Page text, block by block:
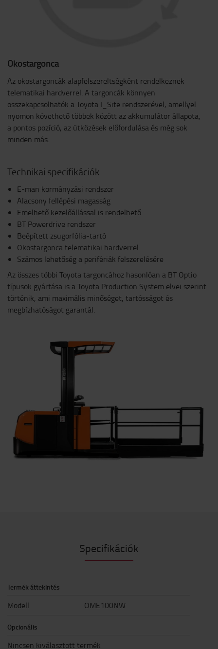
Okostargonca
Az okostargoncák alapfelszereltségként rendelkeznek
telematikai hardverrel. A targoncák könnyen
összekapcsolhatók a Toyota I_Site rendszerével, amellyel
nyomon követhető többek között az akkumulátor állapota,
a pontos pozíció, az ütközések előfordulása és még sok
minden más.
Technikai specifikációk
E-man kormányzási rendszer
Alacsony fellépési magasság
Emelhető kezelőállással is rendelhető
BT Powerdrive rendszer
Beépített zsugorfólia-tartó
Okostargonca telematikai hardverrel
Számos lehetőség a perifériák felszerelésére
Az összes többi Toyota targoncához hasonlóan a BT Optio
típusok gyártása is a Toyota Production System elvei szerint
történik, ami maximális minőséget, tartósságot és
megbízhatóságot garantál.
Specifikációk
Termék áttekintés
Modell OME100NW
Opcionális
Nincsen kiválasztott termék